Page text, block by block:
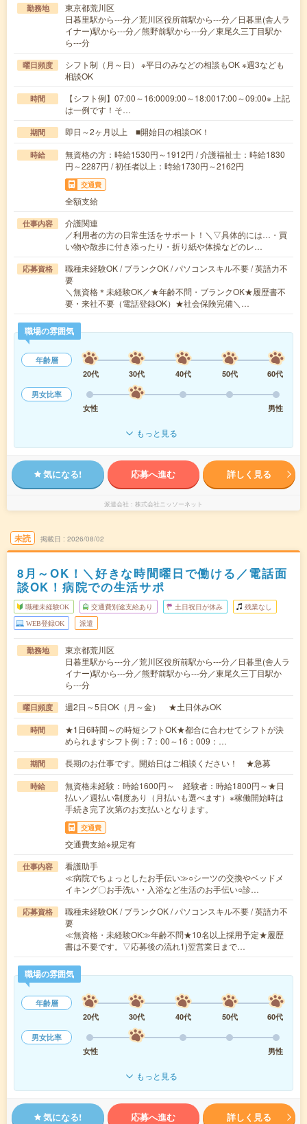
勤務地
東京都荒川区
日暮里駅から---分／荒川区役所前駅から---分／日暮里(舎人ラ
イナー)駅から---分／熊野前駅から---分／東尾久三丁目駅か
ら---分
曜日頻度
シフト制（月～日） ※平日のみなどの相談もOK ※週3なども
相談OK
時間
【シフト例】07:00～16:0009:00～18:0017:00～09:00※ 上記
は一例です！そ…
期間 即日～2ヶ月以上 ■開始日の相談OK！
時給
無資格の方：時給1530円～1912円 / 介護福祉士：時給1830
円～2287円 / 初任者以上：時給1730円～2162円
交通費
全額支給
仕事内容
介護関連
／利用者の方の日常生活をサポート！＼▽具体的には…・買
い物や散歩に付き添ったり・折り紙や体操などのレ…
応募資格
職種未経験OK / ブランクOK / パソコンスキル不要 / 英語力不
要
＼無資格＊未経験OK／★年齢不問・ブランクOK★履歴書不
要・来社不要（電話登録OK）★社会保険完備＼…
職場の雰囲気
年齢層
20代
30代 40代 50代
60代
男女比率
女性
男性
もっと見る
気になる! 応募へ進む 詳しく見る
派遣会社 株式会社ニッソーネット
未読 掲載日 2026/08/02
8月～OK！＼好きな時間曜日で働ける／電話面
談OK！病院での生活サポ
職種未経験OK 交通費別途支給あり 土日祝日が休み 残業なし
WEB登録OK 派遣
勤務地
東京都荒川区
日暮里駅から---分／荒川区役所前駅から---分／日暮里(舎人ラ
イナー)駅から---分／熊野前駅から---分／東尾久三丁目駅か
ら---分
曜日頻度 週2日～5日OK（月～金） ★土日休みOK
時間
★1日6時間～の時短シフトOK★都合に合わせてシフトが決
められますシフト例：7：00～16：009：…
期間 長期のお仕事です。開始日はご相談ください！ ★急募
時給
無資格未経験：時給1600円～ 経験者：時給1800円～★日
払い／週払い制度あり（月払いも選べます）※稼働開始時は
手続き完了次第のお支払いとなります。
交通費
交通費支給※規定有
仕事内容
看護助手
≪病院でちょっとしたお手伝い≫○シーツの交換やベッドメ
イキング〇お手洗い・入浴など生活のお手伝い○診…
応募資格
職種未経験OK / ブランクOK / パソコンスキル不要 / 英語力不
要
≪無資格・未経験OK≫年齢不問★10名以上採用予定★履歴
書は不要です。▽応募後の流れ1)翌営業日まで…
職場の雰囲気
年齢層
20代
30代 40代 50代
60代
男女比率
女性
男性
もっと見る
気になる! 応募へ進む 詳しく見る